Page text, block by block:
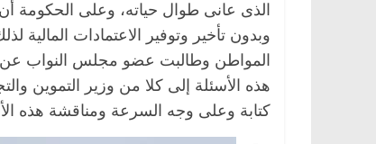
الذى عانى طوال حياته، وعلى الحكومة
وبدون تأخير وتوفير الاعتمادات المالية
المواطن وطالبت عضو مجلس النواب عن
هذه الأسئلة إلى كلا من وزير التموين
كتابة وعلى وجه السرعة ومناقشة هذه